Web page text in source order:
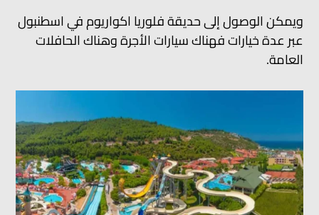
ويمكن الوصول إلى حديقة فلوريا اكواريوم في اسطنبول
عبر عدة خيارات فهناك سيارات الأجرة وهناك الحافلات
العامة.